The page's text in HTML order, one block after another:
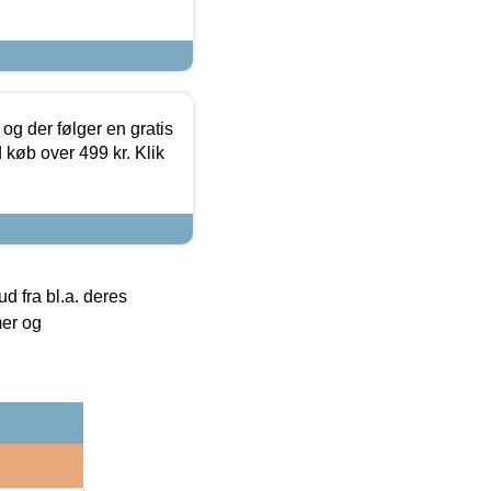
der følger en gratis
over 499 kr. Klik
fra bl.a. deres
og